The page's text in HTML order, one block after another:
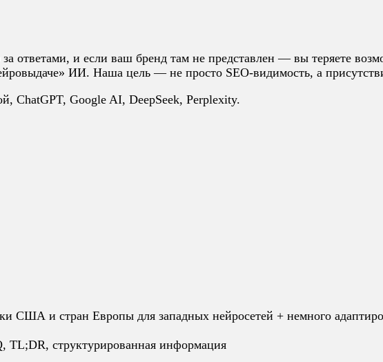
ответами, и если ваш бренд там не представлен — вы теряете
ИИ. Наша цель — не просто SEO-видимость, а
ChatGPT, Google AI, DeepSeek, Perplexity.
США и стран Европы для западных нейросетей + немного
TL;DR, структурированная информация